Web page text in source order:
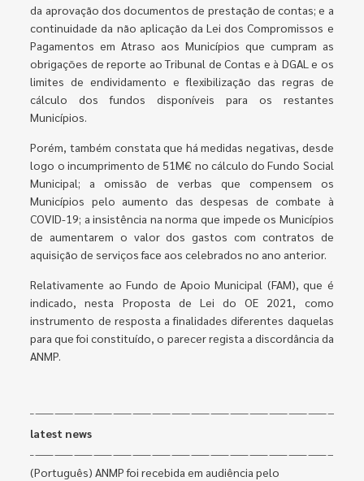
da aprovação dos documentos de prestação de contas; e a
continuidade da não aplicação da Lei dos Compromissos e
Pagamentos em Atraso aos Municípios que cumpram as
obrigações de reporte ao Tribunal de Contas e à DGAL e os
limites de endividamento e flexibilização das regras de
cálculo dos fundos disponíveis para os restantes
Municípios.
Porém, também constata que há medidas negativas, desde
logo o incumprimento de 51M€ no cálculo do Fundo Social
Municipal; a omissão de verbas que compensem os
Municípios pelo aumento das despesas de combate à
COVID-19; a insistência na norma que impede os Municípios
de aumentarem o valor dos gastos com contratos de
aquisição de serviços face aos celebrados no ano anterior.
Relativamente ao Fundo de Apoio Municipal (FAM), que é
indicado, nesta Proposta de Lei do OE 2021, como
instrumento de resposta a finalidades diferentes daquelas
para que foi constituído, o parecer regista a discordância da
ANMP.
latest news
(Português) ANMP foi recebida em audiência pelo